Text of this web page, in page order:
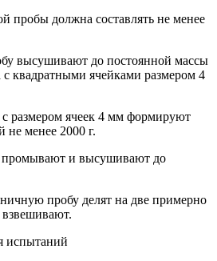
пробы должна составлять не менее
высушивают до постоянной массы
с квадратными ячейками размером 4
с размером ячеек 4 мм формируют
не менее 2000 г.
и высушивают до
пробу делят на две примерно
испытаний